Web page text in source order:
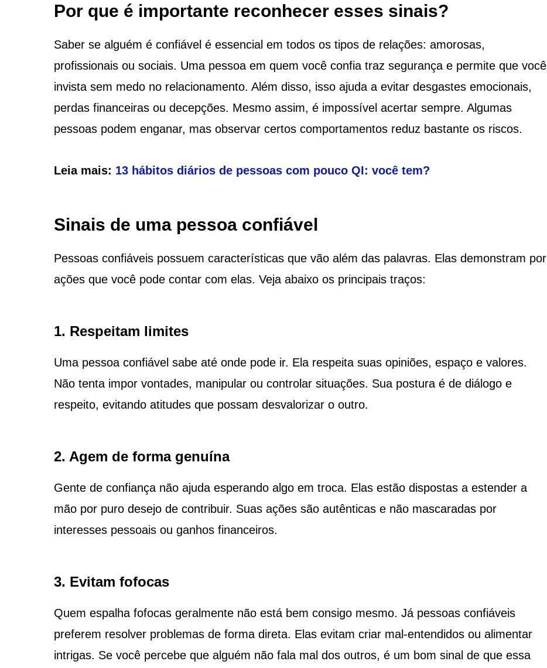
Por que é importante reconhecer esses sinais?
Saber se alguém é confiável é essencial em todos os tipos de relações: amorosas,
profissionais ou sociais. Uma pessoa em quem você confia traz segurança e permite que você
invista sem medo no relacionamento. Além disso, isso ajuda a evitar desgastes emocionais,
perdas financeiras ou decepções. Mesmo assim, é impossível acertar sempre. Algumas
pessoas podem enganar, mas observar certos comportamentos reduz bastante os riscos.
Leia mais: 13 hábitos diários de pessoas com pouco QI: você tem?
Sinais de uma pessoa confiável
Pessoas confiáveis possuem características que vão além das palavras. Elas demonstram por
ações que você pode contar com elas. Veja abaixo os principais traços:
1. Respeitam limites
Uma pessoa confiável sabe até onde pode ir. Ela respeita suas opiniões, espaço e valores.
Não tenta impor vontades, manipular ou controlar situações. Sua postura é de diálogo e
respeito, evitando atitudes que possam desvalorizar o outro.
2. Agem de forma genuína
Gente de confiança não ajuda esperando algo em troca. Elas estão dispostas a estender a
mão por puro desejo de contribuir. Suas ações são autênticas e não mascaradas por
interesses pessoais ou ganhos financeiros.
3. Evitam fofocas
Quem espalha fofocas geralmente não está bem consigo mesmo. Já pessoas confiáveis
preferem resolver problemas de forma direta. Elas evitam criar mal-entendidos ou alimentar
intrigas. Se você percebe que alguém não fala mal dos outros, é um bom sinal de que essa